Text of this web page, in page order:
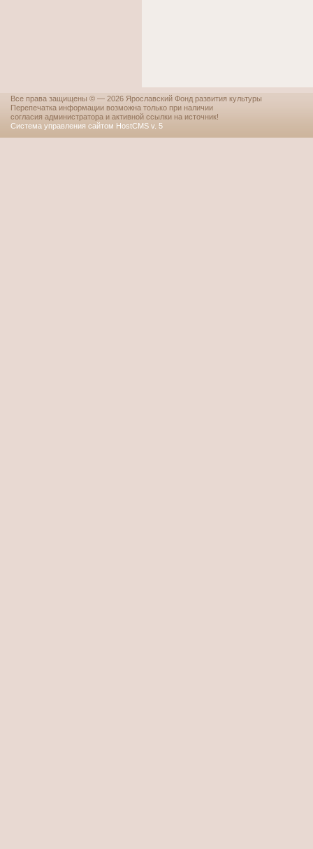
Все права защищены © — 2026 Ярославский Фонд развития культуры
Перепечатка информации возможна только при наличии
согласия администратора и активной ссылки на источник!
Система управления сайтом HostCMS v. 5